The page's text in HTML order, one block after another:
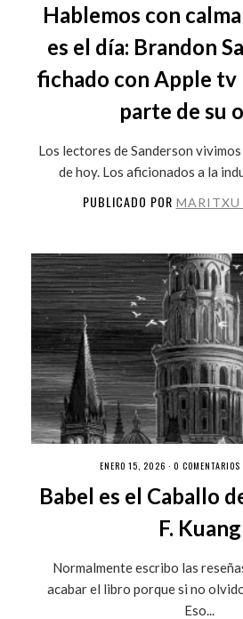
Hablemos con
es el día: Brandon
fichado con Apple tv
parte de su
Los lectores de Sanderson
de hoy. Los aficionados a la
PUBLICADO POR MARITXU
ENERO 15, 2026 · 0 COMENTARIOS
Babel es el Caballo
F. Kuang
Normalmente escribo las
acabar el libro porque si no
Eso...